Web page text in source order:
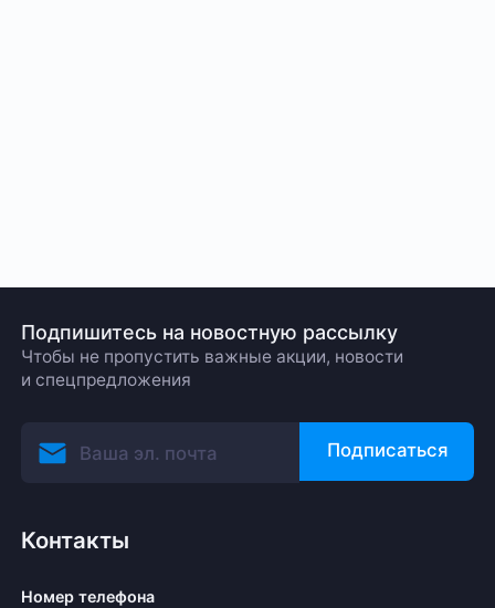
Подпишитесь на новостную рассылку
Чтобы не пропустить важные акции, новости
и спецпредложения
Подписаться
Контакты
Номер телефона